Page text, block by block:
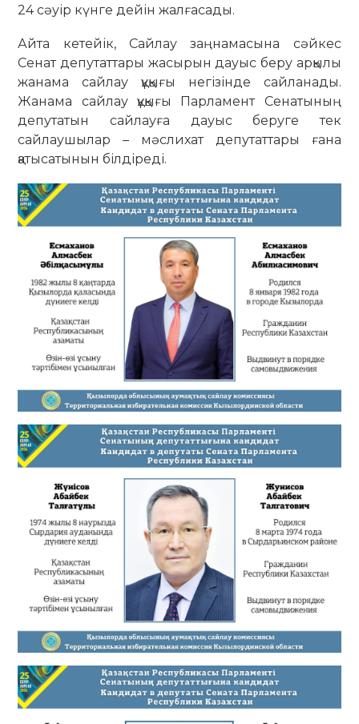
24 сәуір күнге дейін жалғасады.
Айта кетейік, Сайлау заңнамасына сәйкес
Сенат депутаттары жасырын дауыс беру арқылы
жанама сайлау құқығы негізінде сайланады.
Жанама сайлау құқығы Парламент Сенатының
депутатын сайлауға дауыс беруге тек
сайлаушылар – мәслихат депутаттары ғана
қатысатынын білдіреді.